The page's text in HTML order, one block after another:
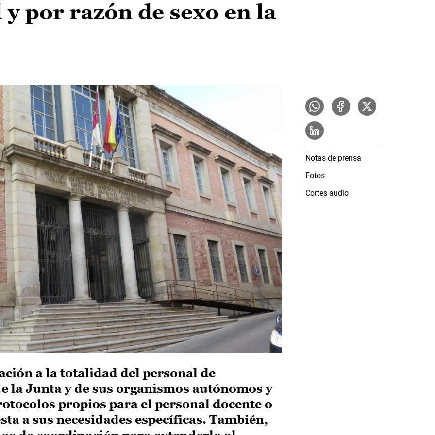
y por razón de sexo en la
a la totalidad del personal de
la Junta y de sus organismos autónomos y
propios para el personal docente o
a sus necesidades específicas. También,
Notas de prensa
Fotos
Cortes audio